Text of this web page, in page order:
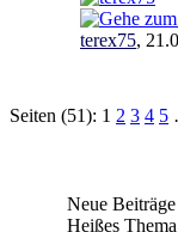
terex75,
Seiten (51): 1 2 3 4 5
Neue Beiträge
Heißes